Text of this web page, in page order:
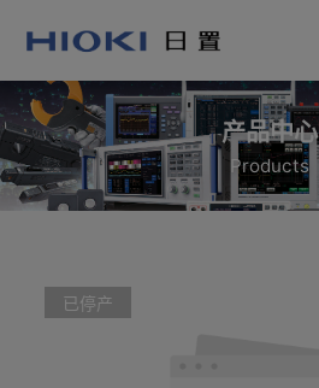
产品中心
Products
已停产